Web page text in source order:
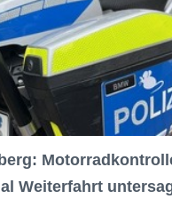
Weiterfahrt